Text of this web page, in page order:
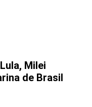
Milei
de Brasil